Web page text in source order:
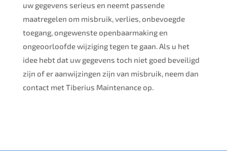
uw gegevens serieus en neemt passende
maatregelen om misbruik, verlies, onbevoegde
toegang, ongewenste openbaarmaking en
ongeoorloofde wijziging tegen te gaan. Als u het
idee hebt dat uw gegevens toch niet goed beveiligd
zijn of er aanwijzingen zijn van misbruik, neem dan
contact met Tiberius Maintenance op.